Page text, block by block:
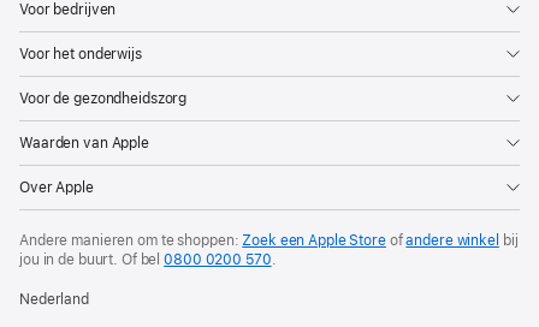
Voor bedrijven
Voor het onderwijs
Voor de gezondheidszorg
Waarden van Apple
Over Apple
Andere manieren om te shoppen:Zoek een Apple Storeofandere winkel bij
jou in de buurt. Of bel0800 0200 570.
Nederland